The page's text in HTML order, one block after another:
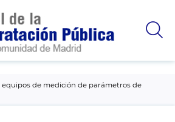
de medición de parámetros de